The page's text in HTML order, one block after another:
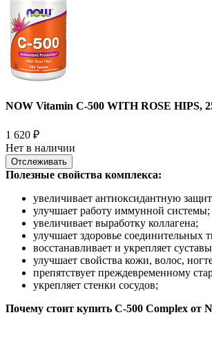
NOW Vitamin C-500 WITH ROSE HIPS,
1 620 ₽
Нет в наличии
Отслеживать
Полезные свойства комплекса:
увеличивает антиоксидантную
улучшает работу иммунной системы;
увеличивает выработку коллагена;
улучшает здоровье соединительных
восстанавливает и укрепляет
улучшает свойства кожи, волос,
препятствует преждевременному
укрепляет стенки сосудов;
Почему стоит купить C-500 Complex от